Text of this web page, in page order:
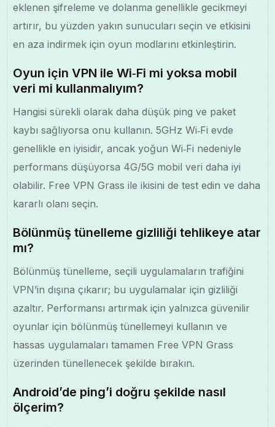
eklenen şifreleme ve dolanma genellikle gecikmeyi
artırır, bu yüzden yakın sunucuları seçin ve etkisini
en aza indirmek için oyun modlarını etkinleştirin.
Oyun için VPN ile Wi‑Fi mi yoksa mobil
veri mi kullanmalıyım?
Hangisi sürekli olarak daha düşük ping ve paket
kaybı sağlıyorsa onu kullanın. 5GHz Wi‑Fi evde
genellikle en iyisidir, ancak yoğun Wi‑Fi nedeniyle
performans düşüyorsa 4G/5G mobil veri daha iyi
olabilir. Free VPN Grass ile ikisini de test edin ve daha
kararlı olanı seçin.
Bölünmüş tünelleme gizliliği tehlikeye atar
mı?
Bölünmüş tünelleme, seçili uygulamaların trafiğini
VPN’in dışına çıkarır; bu uygulamalar için gizliliği
azaltır. Performansı artırmak için yalnızca güvenilir
oyunlar için bölünmüş tünellemeyi kullanın ve
hassas uygulamaları tamamen Free VPN Grass
üzerinden tünellenecek şekilde bırakın.
Android’de ping’i doğru şekilde nasıl
ölçerim?